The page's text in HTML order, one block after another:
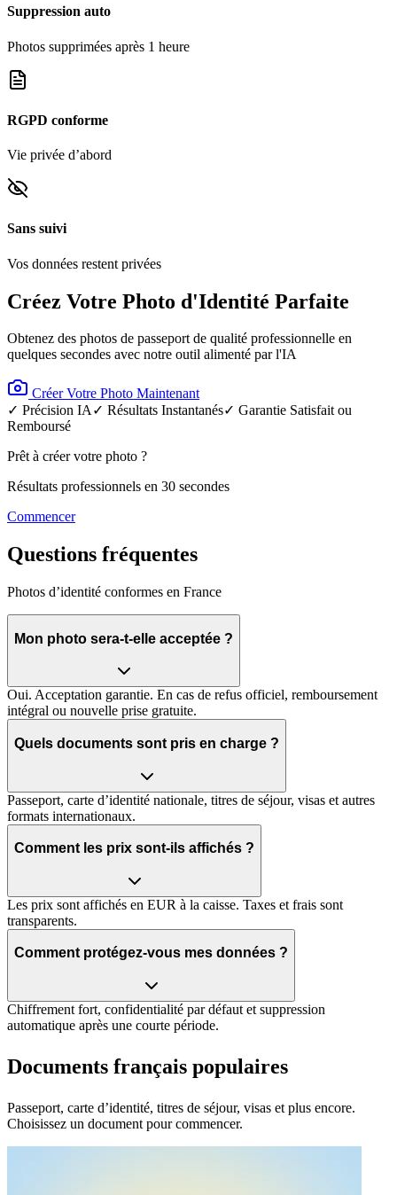
Suppression auto
Photos supprimées après 1 heure
RGPD conforme
Vie privée d’abord
Sans suivi
Vos données restent privées
Créez Votre Photo d'Identité Parfaite
Obtenez des photos de passeport de qualité professionnelle en
quelques secondes avec notre outil alimenté par l'IA
Créer Votre Photo Maintenant
✓ Précision IA✓ Résultats Instantanés✓ Garantie Satisfait ou
Remboursé
Prêt à créer votre photo ?
Résultats professionnels en 30 secondes
Commencer
Questions fréquentes
Photos d’identité conformes en France
Mon photo sera‑t‑elle acceptée ?
Oui. Acceptation garantie. En cas de refus officiel, remboursement
intégral ou nouvelle prise gratuite.
Quels documents sont pris en charge ?
Passeport, carte d’identité nationale, titres de séjour, visas et autres
formats internationaux.
Comment les prix sont‑ils affichés ?
Les prix sont affichés en EUR à la caisse. Taxes et frais sont
transparents.
Comment protégez‑vous mes données ?
Chiffrement fort, confidentialité par défaut et suppression
automatique après une courte période.
Documents français populaires
Passeport, carte d’identité, titres de séjour, visas et plus encore.
Choisissez un document pour commencer.